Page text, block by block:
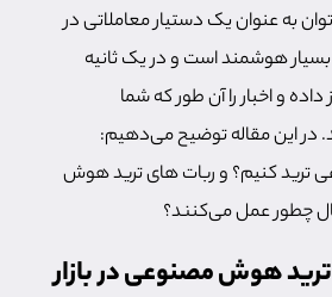
به عنوان یک دستیار معاملاتی در
هوشمند است و در یک ثانیه
و اخبار را آن طور که شما
در این مقاله توضیح می‌دهیم:
کنیم؟ و ربات های ترید هوش
چطور عمل می‌کنند؟
هوش مصنوعی در بازار